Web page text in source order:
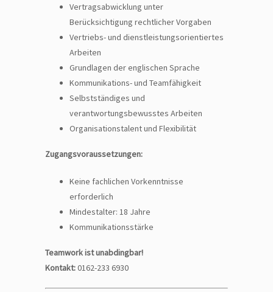
Vertragsabwicklung unter
Berücksichtigung rechtlicher Vorgaben
Vertriebs- und dienstleistungsorientiertes
Arbeiten
Grundlagen der englischen Sprache
Kommunikations- und Teamfähigkeit
Selbstständiges und
verantwortungsbewusstes Arbeiten
Organisationstalent und Flexibilität
Zugangsvoraussetzungen:
Keine fachlichen Vorkenntnisse
erforderlich
Mindestalter: 18 Jahre
Kommunikationsstärke
Teamwork ist unabdingbar!
Kontakt:0162-233 6930